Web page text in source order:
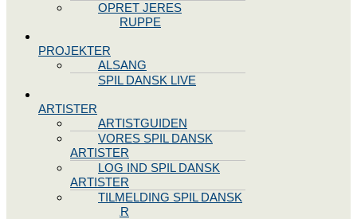
OPRET JERES
STYREGRUPPE
PROJEKTER
ALSANG
SPIL DANSK LIVE
ARTISTER
ARTISTGUIDEN
VORES SPIL DANSK
ARTISTER
LOG IND SPIL DANSK
ARTISTER
TILMELDING SPIL DANSK
ARTISTER